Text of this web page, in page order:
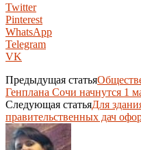
Twitter
Pinterest
WhatsApp
Telegram
VK
Предыдущая статья
Генплана Сочи начнутся 1
Следующая статьяДля
правительственных дач